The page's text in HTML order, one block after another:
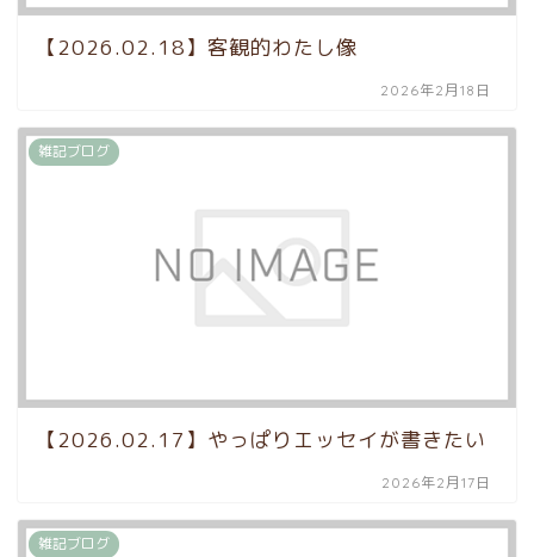
【2026.02.18】客観的わたし像
2026年2月18日
雑記ブログ
【2026.02.17】やっぱりエッセイが書きたい
2026年2月17日
雑記ブログ